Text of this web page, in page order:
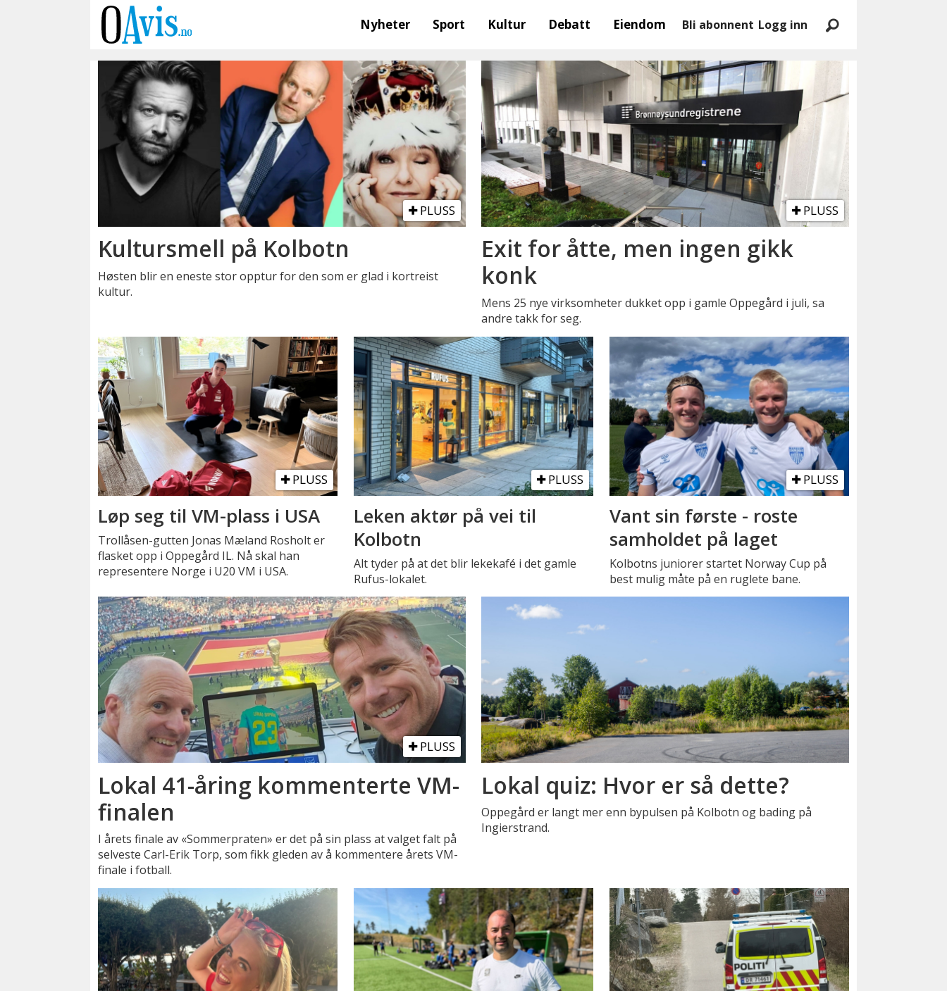
Nyheter Sport Kultur Debatt Eiendom Bli abonnent Logg inn
kolbotn
PLUSS
Kultursmell på Kolbotn
Høsten blir en eneste stor opptur for den som er glad i kortreist
kultur.
PLUSS
Exit for åtte, men ingen gikk
konk
Mens 25 nye virksomheter dukket opp i gamle Oppegård i juli, sa
andre takk for seg.
PLUSS
Løp seg til VM-plass i USA
Trollåsen-gutten Jonas Mæland Rosholt er
flasket opp i Oppegård IL. Nå skal han
representere Norge i U20 VM i USA.
PLUSS
Leken aktør på vei til
Kolbotn
Alt tyder på at det blir lekekafé i det gamle
Rufus-lokalet.
PLUSS
Vant sin første - roste
samholdet på laget
Kolbotns juniorer startet Norway Cup på
best mulig måte på en ruglete bane.
PLUSS
Lokal 41-åring kommenterte VM-
finalen
I årets finale av «Sommerpraten» er det på sin plass at valget falt på
selveste Carl-Erik Torp, som fikk gleden av å kommentere årets VM-
finale i fotball.
Lokal quiz: Hvor er så dette?
Oppegård er langt mer enn bypulsen på Kolbotn og bading på
Ingierstrand.